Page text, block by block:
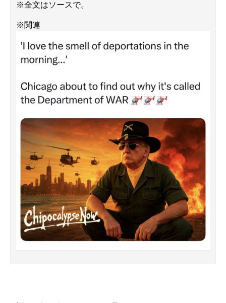
※全文はソースで。
※関連